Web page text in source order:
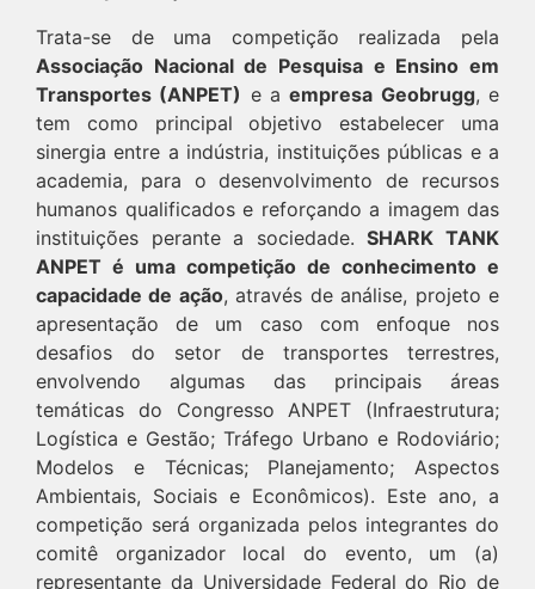
Trata-se de uma competição realizada pela
Associação Nacional de Pesquisa e Ensino em
Transportes (ANPET) e aempresa Geobrugg, e
tem como principal objetivo estabelecer uma
sinergia entre a indústria, instituições públicas e a
academia, para o desenvolvimento de recursos
humanos qualificados e reforçando a imagem das
instituições perante a sociedade.SHARK TANK
ANPET é uma competição de conhecimento e
capacidade de ação, através de análise, projeto e
apresentação de um caso com enfoque nos
desafios do setor de transportes terrestres,
envolvendo algumas das principais áreas
temáticas do Congresso ANPET (Infraestrutura;
Logística e Gestão; Tráfego Urbano e Rodoviário;
Modelos e Técnicas; Planejamento; Aspectos
Ambientais, Sociais e Econômicos). Este ano, a
competição será organizada pelos integrantes do
comitê organizador local do evento, um (a)
representante da Universidade Federal do Rio de